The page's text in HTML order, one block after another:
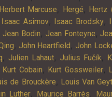
Herbert Marcuse, Hergé, Hertz
Isaac Asimov, Isaac Brodsky,
Jean Bodin, Jean Fonteyne,
, John Heartfield , John
, Julien Lahaut, Julius Fučík,
Kurt Cobain, Kurt Gossweiler,
de Brouckère, Louis Van Geyt
Luther, Maurice Barrès,